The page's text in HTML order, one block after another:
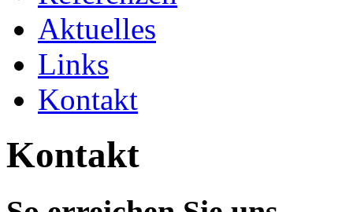
Aktuelles
Links
Kontakt
Kontakt